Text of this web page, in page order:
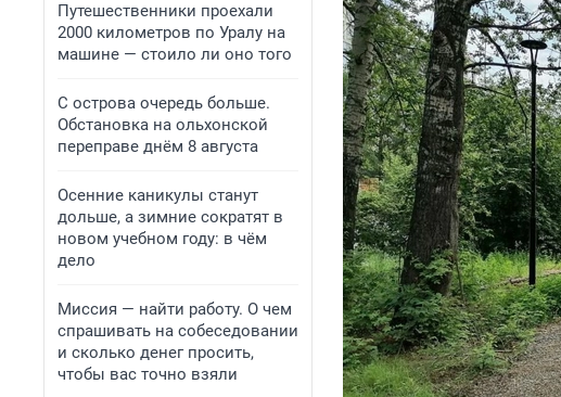
Путешественники проехали
2000 километров по Уралу на
машине — стоило ли оно того
С острова очередь больше.
Обстановка на ольхонской
переправе днём 8 августа
Осенние каникулы станут
дольше, а зимние сократят в
новом учебном году: в чём
дело
Миссия — найти работу. О чем
спрашивать на собеседовании
и сколько денег просить,
чтобы вас точно взяли